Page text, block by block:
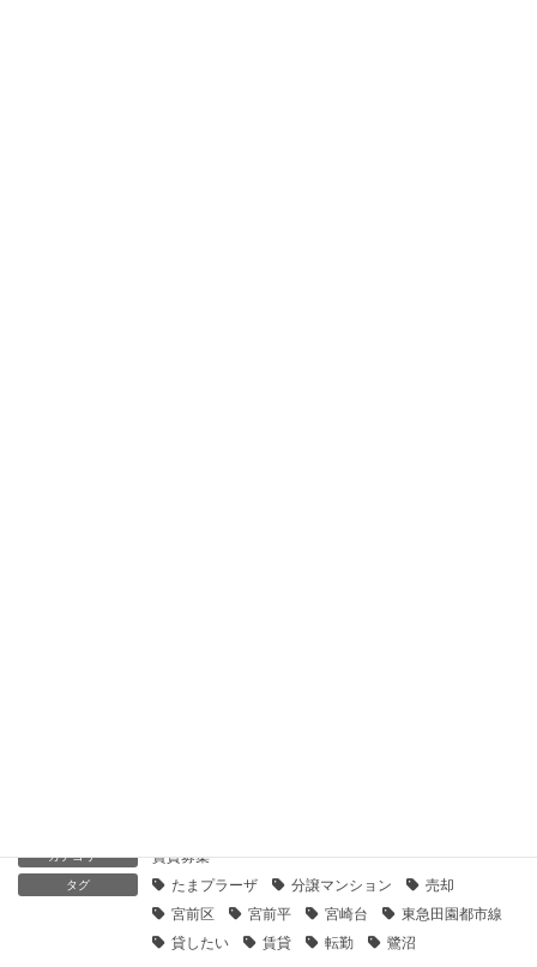
カテゴリー 賃貸募集
タグ たまプラーザ 分譲マンション
売却
宮前区
宮前平 宮崎台
東急田園都市線
貸したい
賃貸 転勤 鷺沼